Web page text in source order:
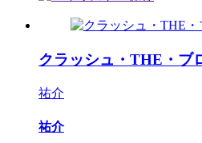
クラッシュ・THE・ブ
祐介
祐介